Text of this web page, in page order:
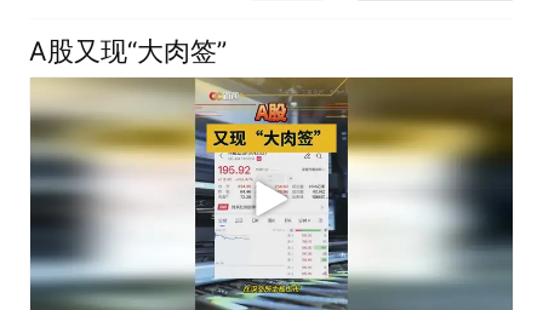
A股又现“大肉签”